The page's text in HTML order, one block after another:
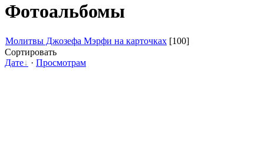
Фотоальбомы
Молитвы Джозефа Мэрфи на карточках [100]
Сортировать
Дате
· Просмотрам